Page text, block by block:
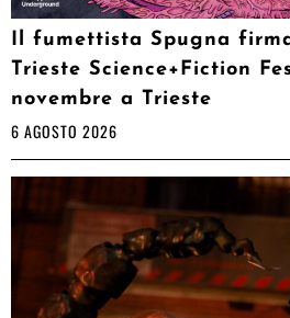
Il fumettista Spugna
Trieste Science+Fiction
novembre a Trieste
6 AGOSTO 2026